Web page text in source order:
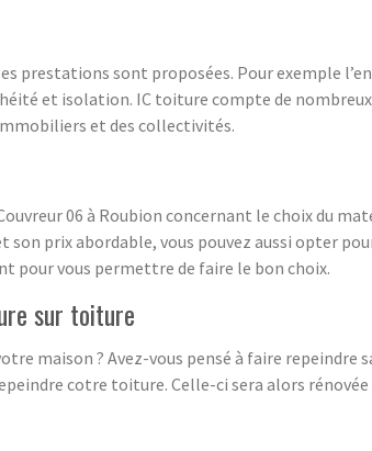
prestations sont proposées. Pour exemple
et isolation. IC toiture compte de
et des collectivités.
06 à Roubion concernant le choix du
son prix abordable, vous pouvez aussi opter
pour vous permettre de faire le bon choix.
sur toiture
maison ? Avez-vous pensé à faire repeindre
cotre toiture. Celle-ci sera alors